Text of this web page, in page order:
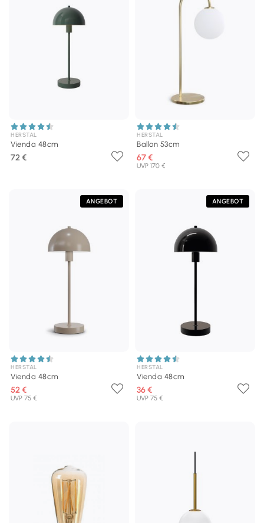
HERSTAL
Vienda 48cm
72 €
HERSTAL
Ballon 53cm
67 €
UVP 170 €
ANGEBOT
HERSTAL
Vienda 48cm
52 €
UVP 75 €
ANGEBOT
HERSTAL
Vienda 48cm
36 €
UVP 75 €